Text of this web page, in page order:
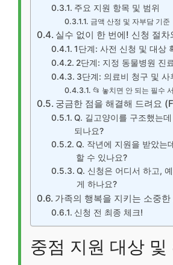
주요 지원 항목 및 범위
금액 산정 및 자부담 기준
실수 없이 한 번에! 신청 절차
1단계: 사전 신청 및 대상
2단계: 지정 동물병원 진
3단계: 의료비 청구 및 사
📂 놓치면 안 되는 필수
궁금한 점을 해결해 드려요
Q. 길고양이를 구조했는
되나요?
Q. 작년에 지원을 받았는
할 수 있나요?
Q. 신청은 어디서 하고,
게 하나요?
가족의 행복을 지키는 소중한
신청 전 최종 체크!
중점 지원 대상 및